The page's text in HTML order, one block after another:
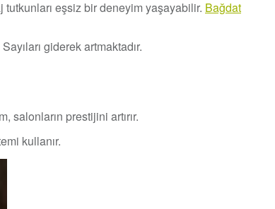
eşsiz bir deneyim yaşayabilir. Bağdat
giderek artmaktadır.
salonların prestijini artırır.
kullanır.